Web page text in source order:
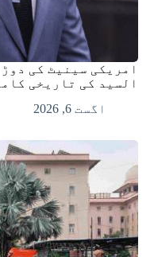
امریکی سینیٹ کی
السید کی تاریخی
اگست 6, 2026